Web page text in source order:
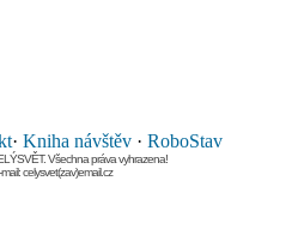
· Kniha návštěv · RoboStav
Všechna práva vyhrazena!
celysvet(zav)email.cz